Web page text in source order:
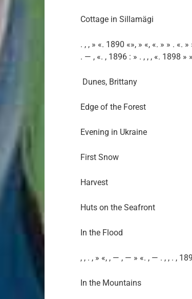
Cottage in Sillamägi
. , , » «. 1890 «», » «, «. » » . «.
. — , «. , 1896 : » . , , , «. 1898 »
Dunes, Brittany
Edge of the Forest
Evening in Ukraine
First Snow
Harvest
Huts on the Seafront
In the Flood
, , . , » «, , — , — » «. , — . , , . ,
In the Mountains